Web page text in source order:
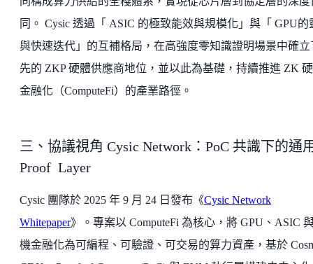
同。 Cysic 透過「 ASIC 的極致能效與規模化」與「 GPU的
與快速迭代」的互補格局，在高強度零知識證明場景中確立
先的 ZKP 硬體供應商地位，並以此為基礎，持續推進 ZK
金融化（ComputeFi）的產業路徑。
三、協議視角 Cysic Network：PoC 共識下的通
Proof Layer
Cysic 團隊於 2025 年 9 月 24 日發布《Cysic Network
Whitepaper》。專案以 ComputeFi 為核心，將 GPU、ASIC
機金融化為可編程、可驗證、可交易的算力資產，基於